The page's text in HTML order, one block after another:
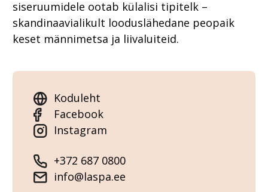
siseruumidele ootab külalisi tipitelk –
skandinaavialikult looduslähedane peopaik
keset männimetsa ja liivaluiteid.
Koduleht
Facebook
Instagram
+372 687 0800
info@laspa.ee